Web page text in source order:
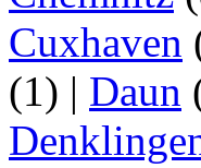
Cuxhaven
(1) | Daun